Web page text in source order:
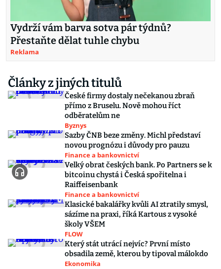
Vydrží vám barva sotva pár týdnů?
Přestaňte dělat tuhle chybu
Reklama
Články z jiných titulů
České firmy dostaly nečekanou zbraň
přímo z Bruselu. Nově mohou říct
odběratelům ne
Byznys
Sazby ČNB beze změny. Michl představí
novou prognózu i důvody pro pauzu
Finance a bankovnictví
Velký obrat českých bank. Po Partners se k
bitcoinu chystá i Česká spořitelna i
Raiffeisenbank
Finance a bankovnictví
Klasické bakalářky kvůli AI ztratily smysl,
sázíme na praxi, říká Kartous z vysoké
školy VŠEM
FLOW
Který stát utrácí nejvíc? První místo
obsadila země, kterou by tipoval málokdo
Ekonomika